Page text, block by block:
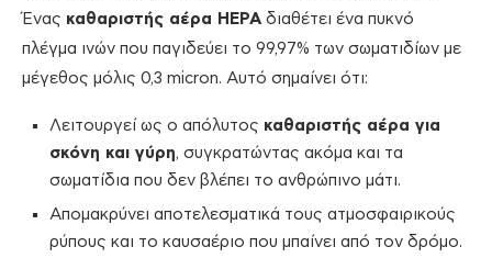
Ένας καθαριστής αέρα HEPAδιαθέτει ένα πυκνό
πλέγμα ινών που παγιδεύει το 99,97% των σωματιδίων με
μέγεθος μόλις 0,3 micron. Αυτό σημαίνει ότι:
Λειτουργεί ως ο απόλυτος καθαριστής αέρα για
σκόνη και γύρη, συγκρατώντας ακόμα και τα
σωματίδια που δεν βλέπει το ανθρώπινο μάτι.
Απομακρύνει αποτελεσματικά τους ατμοσφαιρικούς
ρύπους και το καυσαέριο που μπαίνει από τον δρόμο.